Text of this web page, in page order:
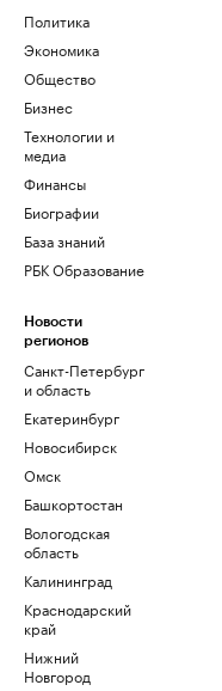
Политика
Экономика
Общество
Бизнес
Технологии и
медиа
Финансы
Биографии
База знаний
РБК Образование
Новости
регионов
Санкт-Петербург
и область
Екатеринбург
Новосибирск
Омск
Башкортостан
Вологодская
область
Калининград
Краснодарский
край
Нижний
Новгород